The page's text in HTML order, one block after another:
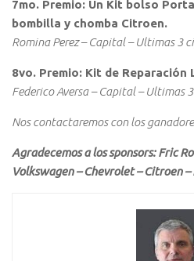
7mo. Premio: Un Kit bolso
bombilla y chomba Citroen.
Romina Perez – Capital – Ultimas 3
8vo. Premio: Kit de Reparación
Federico Aversa – Capital – Ultimas
Nos contactaremos con los
Agradecemos a los sponsors: Fric
Volkswagen – Chevrolet – Citroen –